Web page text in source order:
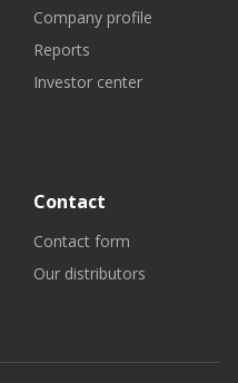
Company profile
Reports
Investor center
Contact
Contact form
Our distributors